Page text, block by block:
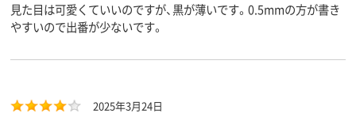
見た目は可愛くていいのですが、黒が薄いです。0.5mmの方が書き
やすいので出番が少ないです。
2025年3月24日